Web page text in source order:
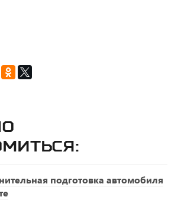
подготовка автомобиля